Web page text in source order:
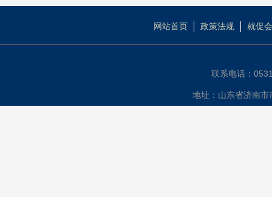
网站首页 政策法规 就促
联系电话：
地址：山东省济南